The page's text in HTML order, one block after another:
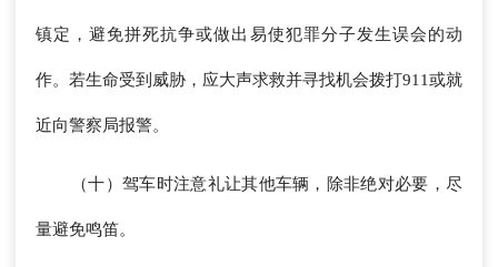
镇定，避免拼死抗争或做出易使犯罪分子发生误会的动
作。若生命受到威胁，应大声求救并寻找机会拨打911或就
近向警察局报警。
（十）驾车时注意礼让其他车辆，除非绝对必要，尽
量避免鸣笛。